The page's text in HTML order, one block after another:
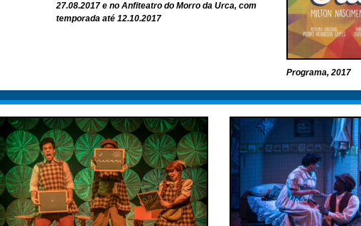
Programa, 2017
27.08.2017 e no Anfiteatro do Morro da Urca, com
temporada até 12.10.2017